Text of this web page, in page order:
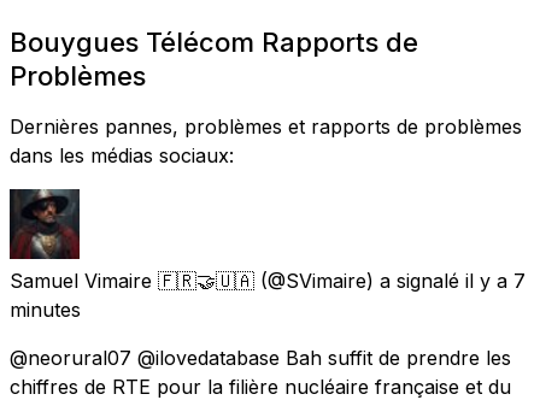
Bouygues Télécom Rapports de
Problèmes
Dernières pannes, problèmes et rapports de problèmes
dans les médias sociaux:
Samuel Vimaire 🇫🇷🤝🇺🇦 (@SVimaire) a signalé il y a 7
minutes
@neorural07 @ilovedatabase Bah suffit de prendre les
chiffres de RTE pour la filière nucléaire française et du